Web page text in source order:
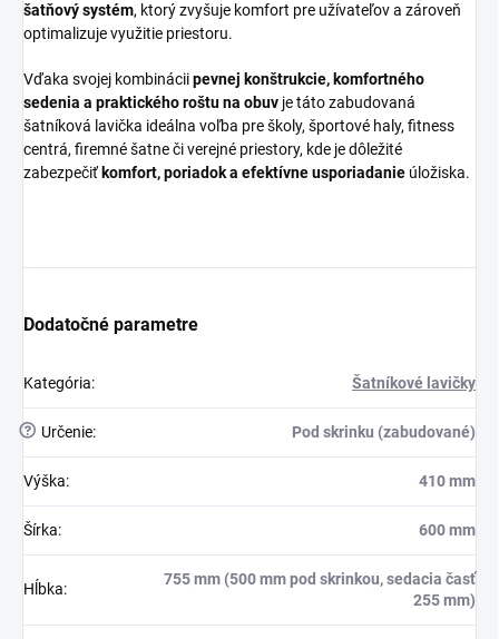
šatňový systém, ktorý zvyšuje komfort pre užívateľov a zároveň
optimalizuje využitie priestoru.
Vďaka svojej kombináciipevnej konštrukcie, komfortného
sedenia a praktického roštu na obuv je táto zabudovaná
šatníková lavička ideálna voľba pre školy, športové haly, fitness
centrá, firemné šatne či verejné priestory, kde je dôležité
zabezpečiť komfort, poriadok a efektívne usporiadanie úložiska.
Dodatočné parametre
Kategória: Šatníkové lavičky
? Určenie: Pod skrinku (zabudované)
Výška: 410 mm
Šírka: 600 mm
Hĺbka:
755 mm (500 mm pod skrinkou, sedacia časť
255 mm)